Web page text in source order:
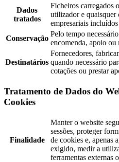
Dados
tratados
Ficheiros carregados
utilizador e quaisquer
empresariais
Conservação
Pelo tempo
encomenda, apoio
Destinatários
Fornecedores,
quando necessário
cotações ou prestar
Tratamento de Dados do
Cookies
Finalidade
Manter o website
sessões, proteger
de cookies e, apenas
exigido, medir a
ferramentas externas